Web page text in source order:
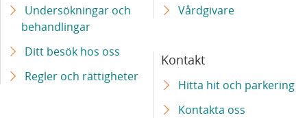
Undersökningar och
behandlingar
Ditt besök hos oss
Regler och rättigheter
Vårdgivare
Kontakt
Hitta hit och parkering
Kontakta oss